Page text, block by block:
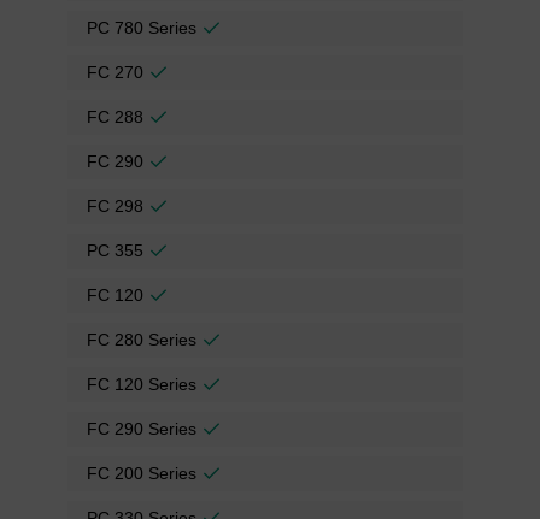
PC 780 Series
FC 270
FC 288
FC 290
FC 298
PC 355
FC 120
FC 280 Series
FC 120 Series
FC 290 Series
FC 200 Series